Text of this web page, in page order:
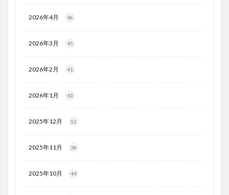
2026年4月 46
2026年3月 45
2026年2月 41
2026年1月 43
2025年12月 52
2025年11月 38
2025年10月 49